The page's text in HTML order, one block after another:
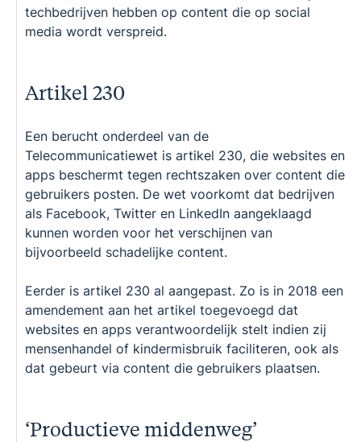
techbedrijven hebben op content die op social
media wordt verspreid.
Artikel 230
Een berucht onderdeel van de
Telecommunicatiewet is artikel 230, die websites en
apps beschermt tegen rechtszaken over content die
gebruikers posten. De wet voorkomt dat bedrijven
als Facebook, Twitter en LinkedIn aangeklaagd
kunnen worden voor het verschijnen van
bijvoorbeeld schadelijke content.
Eerder is artikel 230 al aangepast. Zo is in 2018 een
amendement aan het artikel toegevoegd dat
websites en apps verantwoordelijk stelt indien zij
mensenhandel of kindermisbruik faciliteren, ook als
dat gebeurt via content die gebruikers plaatsen.
‘Productieve middenweg’